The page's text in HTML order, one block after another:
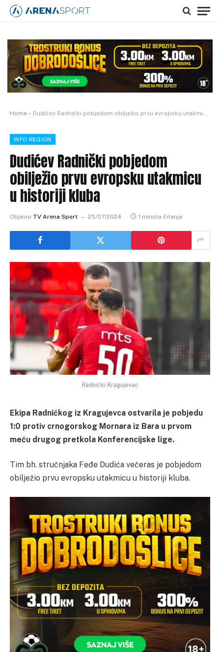
Home » Dudićev Radnički pobjedom obilježio prvu evropsku utakmicu u historiji kluba
INFO REGION
Dudićev Radnički pobjedom
obilježio prvu evropsku utakmicu
u historiji kluba
Objavio TV Arena Sport 25/07/2024 1 minuta čitanja
Radnički Kragujevac
Ekipa Radničkog iz Kragujevca ostvarila je pobjedu
1:0 protiv crnogorskog Mornara iz Bara u prvom
meču drugog pretkola Konferencijske lige.
Tim bh. stručnjaka Feđe Dudića večeras je pobjedom
obilježio prvu evropsku utakmicu u historiji kluba.